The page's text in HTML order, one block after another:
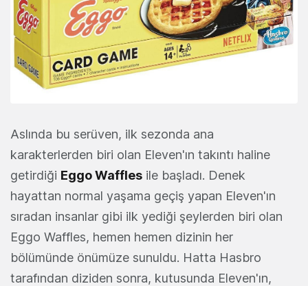
Aslında bu serüven, ilk sezonda ana
karakterlerden biri olan Eleven'ın takıntı haline
getirdiği Eggo Waffles ile başladı. Denek
hayattan normal yaşama geçiş yapan Eleven'ın
sıradan insanlar gibi ilk yediği şeylerden biri olan
Eggo Waffles, hemen hemen dizinin her
bölümünde önümüze sunuldu. Hatta Hasbro
tarafından diziden sonra, kutusunda Eleven'ın,